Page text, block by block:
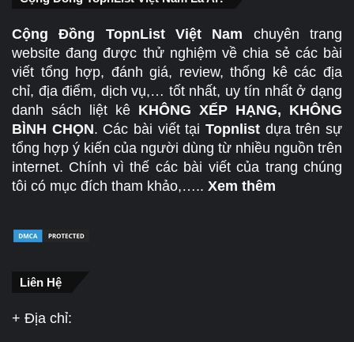
Cộng Đồng TopnList Việt Nam chuyên trang
website đang được thử nghiệm về chia sẻ các bài
viết tổng hợp, đánh giá, review, thống kê các địa
chỉ, địa điểm, dịch vụ,… tốt nhất, uy tín nhất ở dạng
danh sách liệt kê KHÔNG XẾP HẠNG, KHÔNG
BÌNH CHỌN. Các bài viết tạiTopnlist dựa trên sự
tổng hợp ý kiến của người dùng từ nhiều nguồn trên
internet. Chính vì thế các bài viết của trang chúng
tôi có mục đích tham khảo,….. Xem thêm
Liên Hệ
+ Địa chỉ: